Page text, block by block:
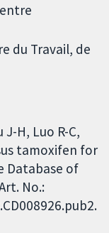
du Travail, de
J-H, Luo R-C,
tamoxifen for
Database of
No.: